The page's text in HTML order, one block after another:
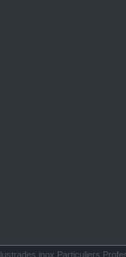
inox Particuliers